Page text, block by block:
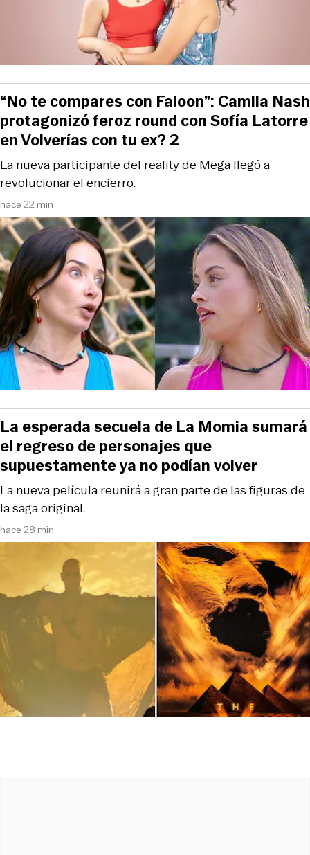
hace 22 min
La nueva participante del reality de Mega llegó a
revolucionar el encierro.
“No te compares con Faloon”: Camila Nash
protagonizó feroz round con Sofía Latorre
en Volverías con tu ex? 2
hace 28 min
La nueva película reunirá a gran parte de las figuras de
la saga original.
La esperada secuela de La Momia sumará
el regreso de personajes que
supuestamente ya no podían volver